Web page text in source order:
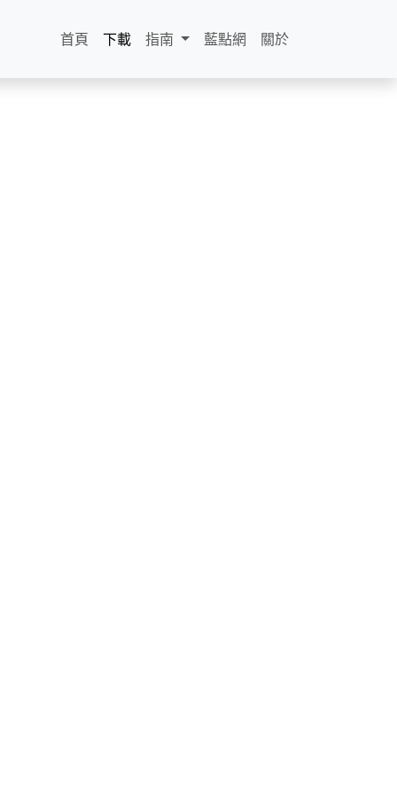
首頁 下載 指南 藍點網 關於